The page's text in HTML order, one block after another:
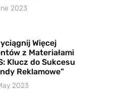
2023
Więcej
z Materiałami
Klucz do Sukcesu
Reklamowe”
2023